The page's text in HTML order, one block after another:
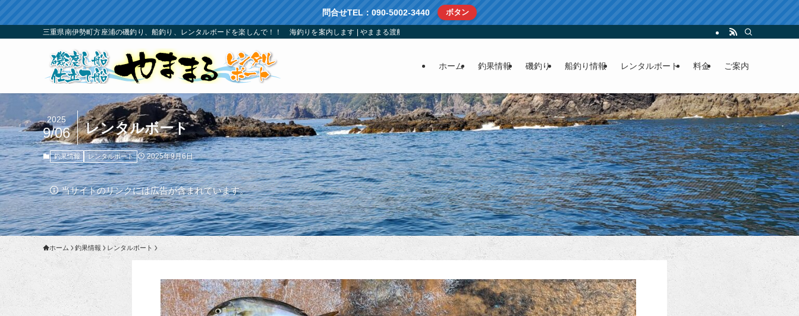
問合せTEL：090-5002-3440 ボタン
三重県南伊勢町方座浦の磯釣り、船釣り、レンタルボードを楽しんで！！ 海釣りを案内します | やままる渡船：南伊勢町方座浦の仕立船、渡船、レンタルボート
ホーム 釣果情報 磯釣り 船釣り情報 レンタルボート 料金 ご案内
レンタルボート
2025
9/06
釣果情報 レンタルボート 2025年9月6日
当サイトのリンクには広告が含まれています。
ホーム 釣果情報 レンタルボート